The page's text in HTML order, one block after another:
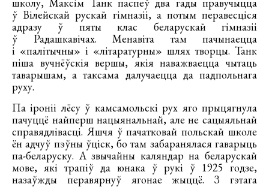
школу, Максім Танк паспеў два гады правучыцца
ў Вілейскай рускай гімназіі, а потым перавесціся
адразу ў пяты клас беларускай гімназіі
ў Радашкавічах. Менавіта там пачынаецца
і «палітычны» і «літаратурны» шлях творцы. Танк
піша вучнёўскія вершы, якія наважваецца чытаць
таварышам, а таксама далучаецца да падпольнага
руху.
Па іроніі лёсу ў камсамольскі рух яго прыцягнула
пачуццё найперш нацыянальнай, але не сацыяльнай
справядлівасці. Яшчя ў пачатковай польскай школе
ён адчуў пэўны ўціск, бо там забаранялася гаварыць
па-беларуску. А звычайны каляндар на беларускай
мове, які трапіў да юнака ў рукі ў 1925 годзе,
назаўжды перавярнуў ягонае жыццё. З гэтага